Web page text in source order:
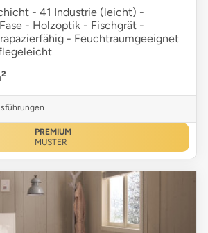
- 41 Industrie (leicht) -
- Holzoptik - Fischgrät -
- Feuchtraumgeeignet
PREMIUM
MUSTER